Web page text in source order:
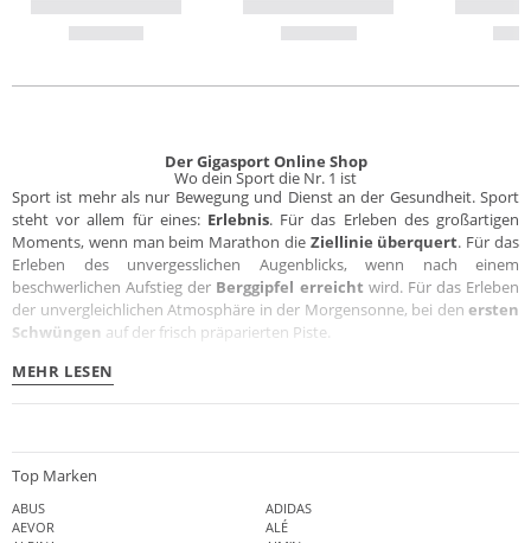
Der Gigasport Online Shop
Wo dein Sport die Nr. 1 ist
Sport ist mehr als nur Bewegung und Dienst an der Gesundheit. Sport
steht vor allem für eines: Erlebnis. Für das Erleben des großartigen
Moments, wenn man beim Marathon die Ziellinie überquert. Für das
Erleben des unvergesslichen Augenblicks, wenn nach einem
beschwerlichen Aufstieg der Berggipfel erreicht wird. Für das Erleben
der unvergleichlichen Atmosphäre in der Morgensonne, bei den ersten
Schwüngen auf der frisch präparierten Piste.
MEHR LESEN
Top Marken
ABUS
ADIDAS
AEVOR
ALÉ